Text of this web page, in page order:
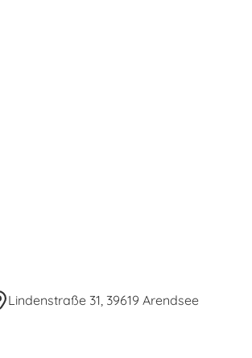
Lindenstraße 31, 39619 Arendsee